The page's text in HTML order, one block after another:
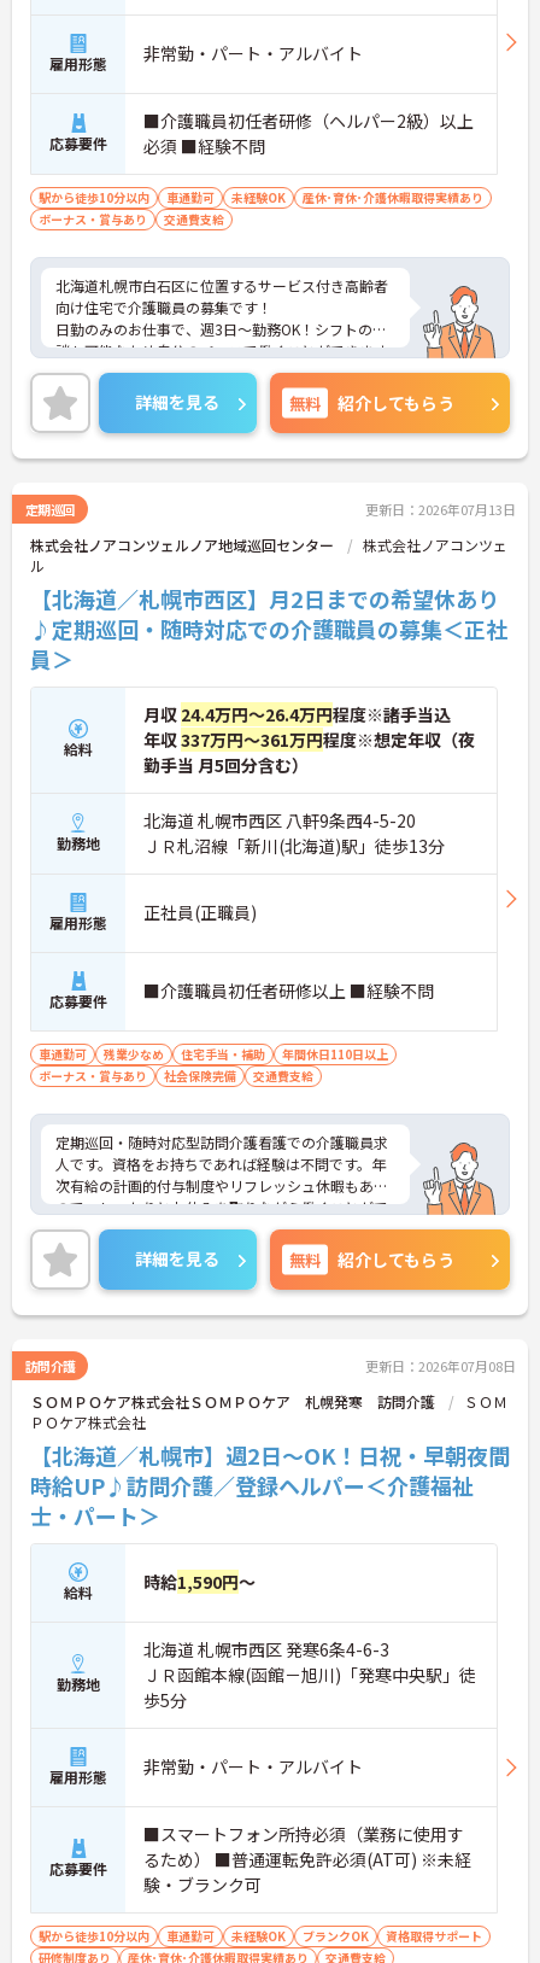
■ 成長を応援！教育体制も充実◎
着実にステップアップできる環境です。
・スキル認定制度で成長を実感
→ 一人ひとりのペースで成長できます
■ 全国展開でキャリアの幅広がる！
将来の選択肢が広いのもポイントです。
・勤務地や職種変更の相談が可能
・正社員登用の実績あり
・他サービス領域へのチャレンジも可能
→ 長く安心して働ける環境が整っています
雇用形態 非常勤・パート・アルバイト
応募要件
■介護職員初任者研修（ヘルパー2級）以上
必須 ■経験不問
駅から徒歩10分以内 車通勤可 未経験OK
産休･育休･介護休暇取得実績あり
ボーナス・賞与あり
交通費支給
北海道札幌市白石区に位置するサービス付き高齢者
向け住宅で介護職員の募集です！
日勤のみのお仕事で、週3日～勤務OK！シフトの相
談も可能なため自分のペースで働くことができます
◎最寄り駅から徒歩圏内のため通勤も楽々♪マイカ
ーでの通勤もOK！昇給や賞与制度があり、頑張りが
評価されてしっかりと還元されます。現場経験のな
い方でもチャレンジできる職場で、しっかりとした
フォロー体制で、経験に関わらず安心してスタート
こちらの求人にご興味がございましたら面接のポイ
ントもお伝えしますので是非ご応募お待ちしており
ます。
詳細を見る 無料 紹介してもらう
定期巡回 更新日：2026年07月13日
株式会社ノアコンツェルノア地域巡回センター
株式会社ノアコンツェ
ル
【北海道／札幌市西区】月2日までの希望休あり
♪定期巡回・随時対応での介護職員の募集＜正社
員＞
給料
月収 24.4万円～26.4万円程度※諸手当込
年収337万円～361万円程度※想定年収（夜
勤手当 月5回分含む）
勤務地
北海道 札幌市西区 八軒9条西4-5-20
ＪＲ札沼線「新川(北海道)駅」徒歩13分
雇用形態 正社員(正職員)
応募要件 ■介護職員初任者研修以上 ■経験不問
車通勤可 残業少なめ 住宅手当・補助
年間休日110日以上
ボーナス・賞与あり
社会保険完備 交通費支給
定期巡回・随時対応型訪問介護看護での介護職員求
人です。資格をお持ちであれば経験は不問です。年
次有給の計画的付与制度やリフレッシュ休暇もある
ので、しっかりとお休みを取りながら働くことがで
きます。ご興味のある方には、面接対策ポイント
等、さらに詳細をお話ししますのでお気軽にご相談
ください！
詳細を見る 無料 紹介してもらう
訪問介護 更新日：2026年07月08日
ＳＯＭＰＯケア株式会社ＳＯＭＰＯケア 札幌発寒 訪問介護
ＳＯＭ
ＰＯケア株式会社
【北海道／札幌市】週2日～OK！日祝・早朝夜間
時給UP♪訪問介護／登録ヘルパー＜介護福祉
士・パート＞
給料 時給1,590円～
勤務地
北海道 札幌市西区 発寒6条4-6-3
ＪＲ函館本線(函館－旭川)「発寒中央駅」徒
歩5分
雇用形態 非常勤・パート・アルバイト
応募要件
■スマートフォン所持必須（業務に使用す
るため） ■普通運転免許必須(AT可) ※未経
験・ブランク可
駅から徒歩10分以内 車通勤可 未経験OK ブランクOK
資格取得サポート
研修制度あり
産休･育休･介護休暇取得実績あり 交通費支給